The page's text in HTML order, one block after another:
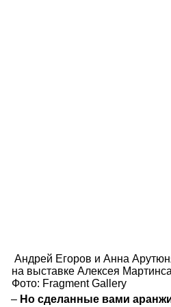
Андрей Егоров и Анна
на выставке Алексея
Фото: Fragment Gallery
– Но сделанные вами